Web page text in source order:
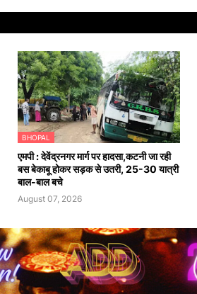
BHOPAL
एमपी : देवेंद्रनगर मार्ग पर हादसा,कटनी जा रही
बस बेकाबू होकर सड़क से उतरी, 25-30 यात्री
बाल-बाल बचे
August 07, 2026